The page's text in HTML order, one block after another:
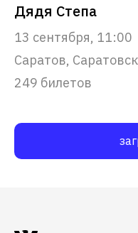
Дядя Степа
13 сентября, 11:00
Саратов,
249 билетов